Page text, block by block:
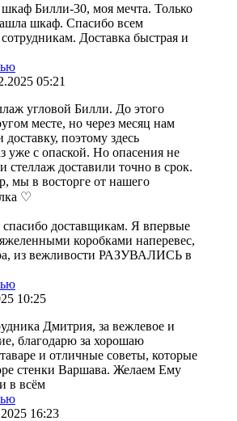
Билли-30, моя мечта. Только
шкаф. Спасибо всем
Доставка быстрая и
05:21
угловой Билли. До этого
месте, но через месяц нам
поэтому здесь
уже с опаской. Но опасения не
стеллаж доставили точно в срок.
мы в восторге от нашего
♡
доставщикам. Я впервые
коробками наперевес,
из вежливости РАЗУВАЛИСЬ в
10:25
Дмитрия, за вежлевое и
благодарю за хорошаю
и отличные советы, которые
стенки Варшава. Желаем Ему
в всём
16:23